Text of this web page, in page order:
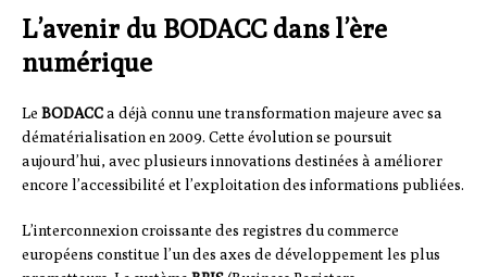
L’avenir du BODACC dans l’ère
numérique
Le BODACCa déjà connu une transformation majeure avec sa
dématérialisation en 2009. Cette évolution se poursuit
aujourd’hui, avec plusieurs innovations destinées à améliorer
encore l’accessibilité et l’exploitation des informations publiées.
L’interconnexion croissante des registres du commerce
européens constitue l’un des axes de développement les plus